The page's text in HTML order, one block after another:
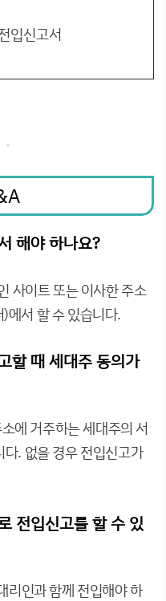
입신고서
해야 하나요?
사이트 또는 이사한 주소
에서 할 수 있습니다.
할 때 세대주 동의가
에 거주하는 세대주의 서
. 없을 경우 전입신고가
전입신고를 할 수 있
리인과 함께 전입해야 하